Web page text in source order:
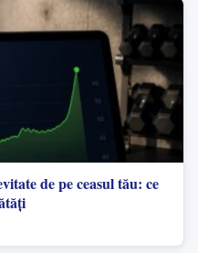
de pe ceasul tău: ce